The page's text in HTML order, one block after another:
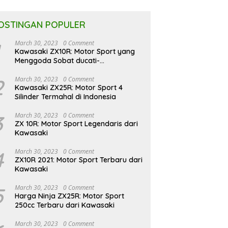
POPULER
March 30, 2023 0 Comment
Kawasaki ZX10R: Motor Sport yang
Menggoda Sobat ducati-
March 30, 2023 0 Comment
Kawasaki ZX25R: Motor Sport 4
Silinder Termahal di Indonesia
March 30, 2023 0 Comment
ZX 10R: Motor Sport Legendaris dari
Kawasaki
March 30, 2023 0 Comment
ZX10R 2021: Motor Sport Terbaru dari
Kawasaki
March 30, 2023 0 Comment
Harga Ninja ZX25R: Motor Sport
250cc Terbaru dari Kawasaki
March 30, 2023 0 Comment